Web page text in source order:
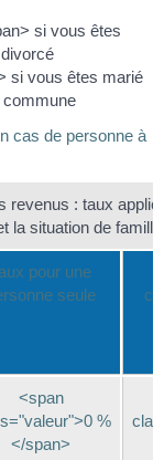
si vous êtes
si vous êtes marié
cas de personne à
revenus : taux
la situation de famille
pour une
seule
<span
%
</span>